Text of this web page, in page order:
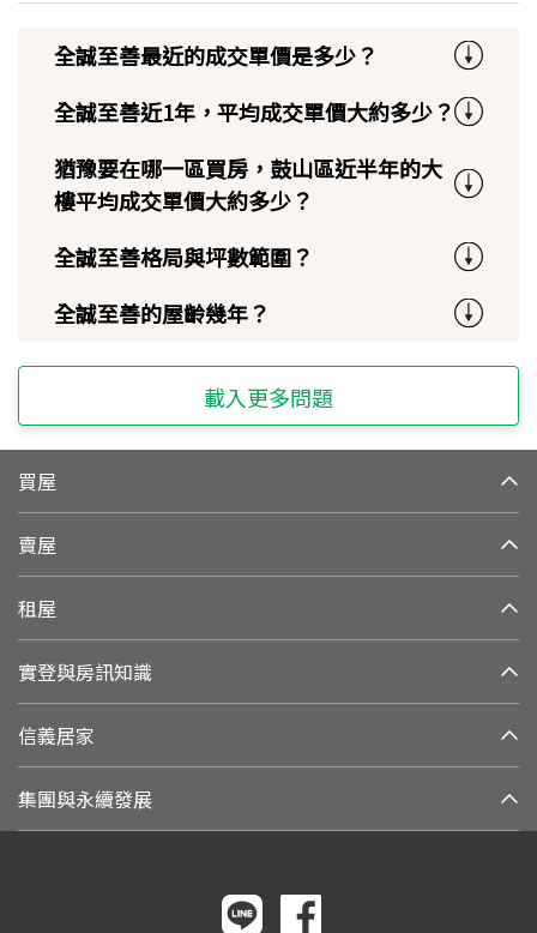
全誠至善最近的成交單價是多少？
全誠至善近1年，平均成交單價大約多少？
猶豫要在哪一區買房，鼓山區近半年的大
樓平均成交單價大約多少？
全誠至善格局與坪數範圍？
全誠至善的屋齡幾年？
載入更多問題
買屋
賣屋
租屋
實登與房訊知識
信義居家
集團與永續發展